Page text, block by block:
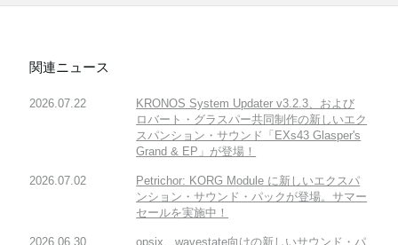
関連ニュース
2026.07.22
KRONOS System Updater v3.2.3、および
ロバート・グラスパー共同制作の新しいエク
スパンション・サウンド「EXs43 Glasper's
Grand & EP」が登場！
2026.07.02
Petrichor: KORG Module に新しいエクスパ
ンション・サウンド・パックが登場。サマー
セールを実施中！
2026.06.30
opsix、wavestate向けの新しいサウンド・パ